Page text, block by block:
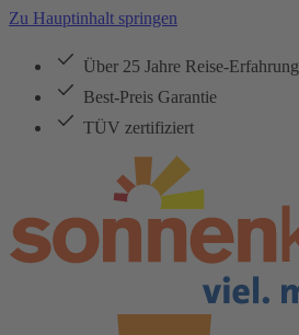
Zu Hauptinhalt springen
Über 25 Jahre Reise-Erfahrung
Best-Preis Garantie
TÜV zertifiziert